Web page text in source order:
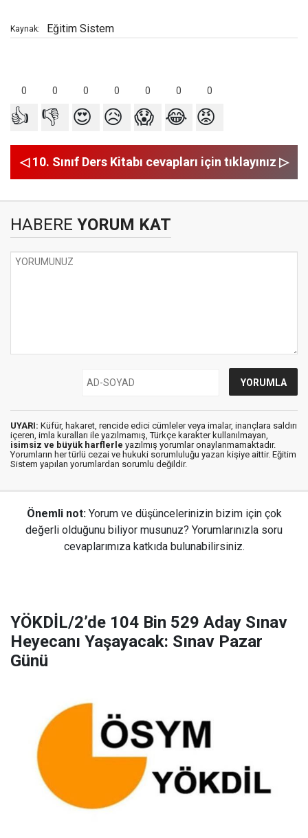
Kaynak: Eğitim Sistem
0 0 0 0 0 0 0
👍 👎 😍 😥 😱 😂 😡
◁ 10. Sınıf Ders Kitabı cevapları için tıklayınız ▷
HABERE YORUM KAT
UYARI: Küfür, hakaret, rencide edici cümleler veya imalar, inançlara saldırı
içeren, imla kuralları ile yazılmamış, Türkçe karakter kullanılmayan,
isimsiz ve büyük harflerle yazılmış yorumlar onaylanmamaktadır.
Yorumların her türlü cezai ve hukuki sorumluluğu yazan kişiye aittir. Eğitim
Sistem yapılan yorumlardan sorumlu değildir.
Önemli not: Yorum ve düşüncelerinizin bizim için çok
değerli olduğunu biliyor musunuz? Yorumlarınızla soru
cevaplarımıza katkıda bulunabilirsiniz.
YÖKDİL/2’de 104 Bin 529 Aday Sınav
Heyecanı Yaşayacak: Sınav Pazar
Günü